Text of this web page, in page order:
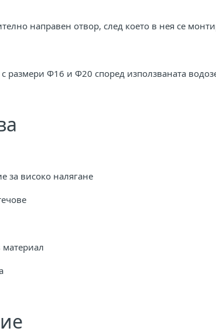
направен отвор, след което в нея се
размери Ф16 и Ф20 според използваната
за високо налягане
материал